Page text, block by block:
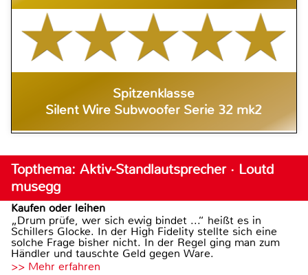
Spitzenklasse
Silent Wire Subwoofer Serie 32 mk2
Topthema: Aktiv-Standlautsprecher · Loutd
musegg
Kaufen oder leihen
„Drum prüfe, wer sich ewig bindet ...“ heißt es in
Schillers Glocke. In der High Fidelity stellte sich eine
solche Frage bisher nicht. In der Regel ging man zum
Händler und tauschte Geld gegen Ware.
>> Mehr erfahren